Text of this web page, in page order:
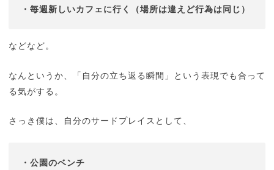
・毎週新しいカフェに行く（場所は違えど行為は同じ）
などなど。
なんというか、「自分の立ち返る瞬間」という表現でも合って
る気がする。
さっき僕は、自分のサードプレイスとして、
・公園のベンチ